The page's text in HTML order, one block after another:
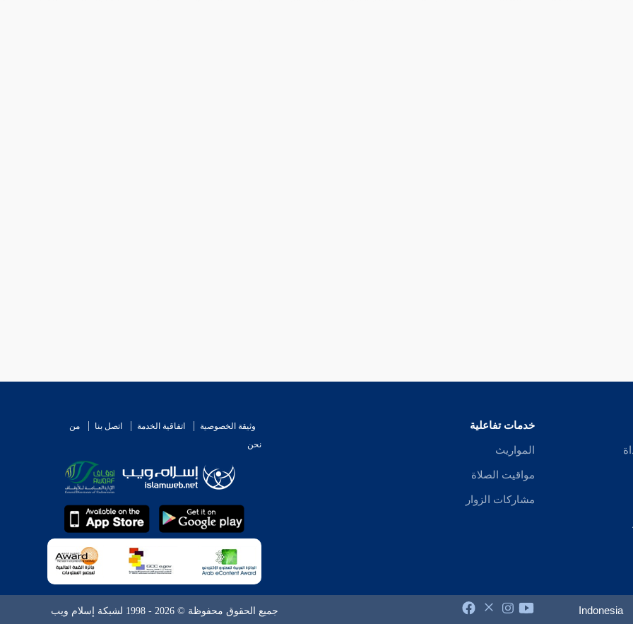
خدمات تفاعلية
المواريث
مواقيت الصلاة
مشاركات الزوار
وثيقة الخصوصية اتفاقية الخدمة اتصل بنا
من
نحن
Indonesia جميع الحقوق محفوظة © 2026 - 1998 لشبكة إسلام ويب